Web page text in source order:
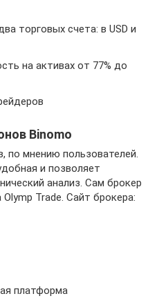
торговых счета: в USD и
на активах от 77% до
Binomo
по мнению пользователей.
и позволяет
анализ. Сам брокер
Trade. Сайт брокера:
платформа